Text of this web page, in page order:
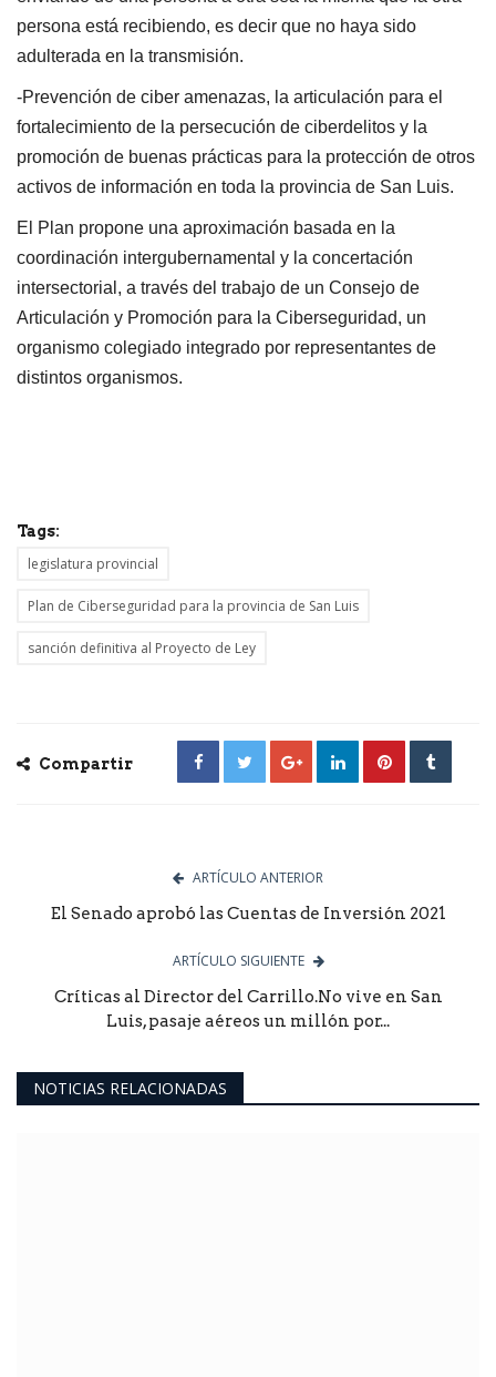
persona está recibiendo, es decir que no haya sido
adulterada en la transmisión.
-Prevención de ciber amenazas, la articulación para el
fortalecimiento de la persecución de ciberdelitos y la
promoción de buenas prácticas para la protección de otros
activos de información en toda la provincia de San Luis.
El Plan propone una aproximación basada en la
coordinación intergubernamental y la concertación
intersectorial, a través del trabajo de un Consejo de
Articulación y Promoción para la Ciberseguridad, un
organismo colegiado integrado por representantes de
distintos organismos.
Tags:
legislatura provincial
Plan de Ciberseguridad para la provincia de San Luis
sanción definitiva al Proyecto de Ley
Compartir
ARTÍCULO ANTERIOR
El Senado aprobó las Cuentas de Inversión 2021
ARTÍCULO SIGUIENTE
Críticas al Director del Carrillo.No vive en San
Luis, pasaje aéreos un millón por...
NOTICIAS RELACIONADAS